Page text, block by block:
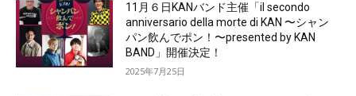
11月６日KANバンド主催「il secondo
anniversario della morte di KAN 〜シャン
パン飲んでポン！〜presented by KAN
BAND」開催決定！
2025年7月25日